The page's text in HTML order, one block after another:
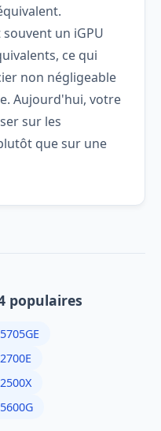
un iGPU
ce qui
non négligeable
Aujourd'hui, votre
sur les
que sur une
populaires